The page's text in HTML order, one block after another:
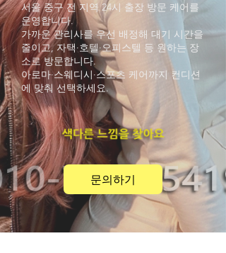
서울 중구 전 지역 24시 출장 방문 케어를
운영합니다.
가까운 관리사를 우선 배정해 대기 시간을
줄이고, 자택·호텔·오피스텔 등 원하는 장
소로 방문합니다.
아로마·스웨디시·스포츠 케어까지 컨디션
에 맞춰 선택하세요.
문의하기